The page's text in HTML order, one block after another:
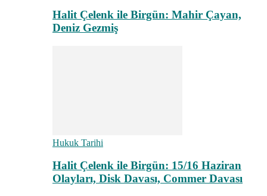
Halit Çelenk ile Birgün: Mahir Çayan,
Deniz Gezmiş
Hukuk Tarihi
Halit Çelenk ile Birgün: 15/16 Haziran
Olayları, Disk Davası, Commer Davası